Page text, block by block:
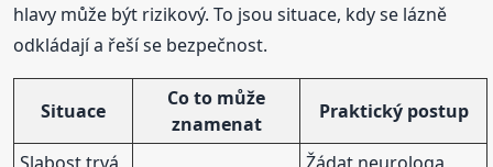
hlavy může být rizikový. To jsou situace, kdy se lázně
odkládají a řeší se bezpečnost.
Situace
Co to může
znamenat
Praktický postup